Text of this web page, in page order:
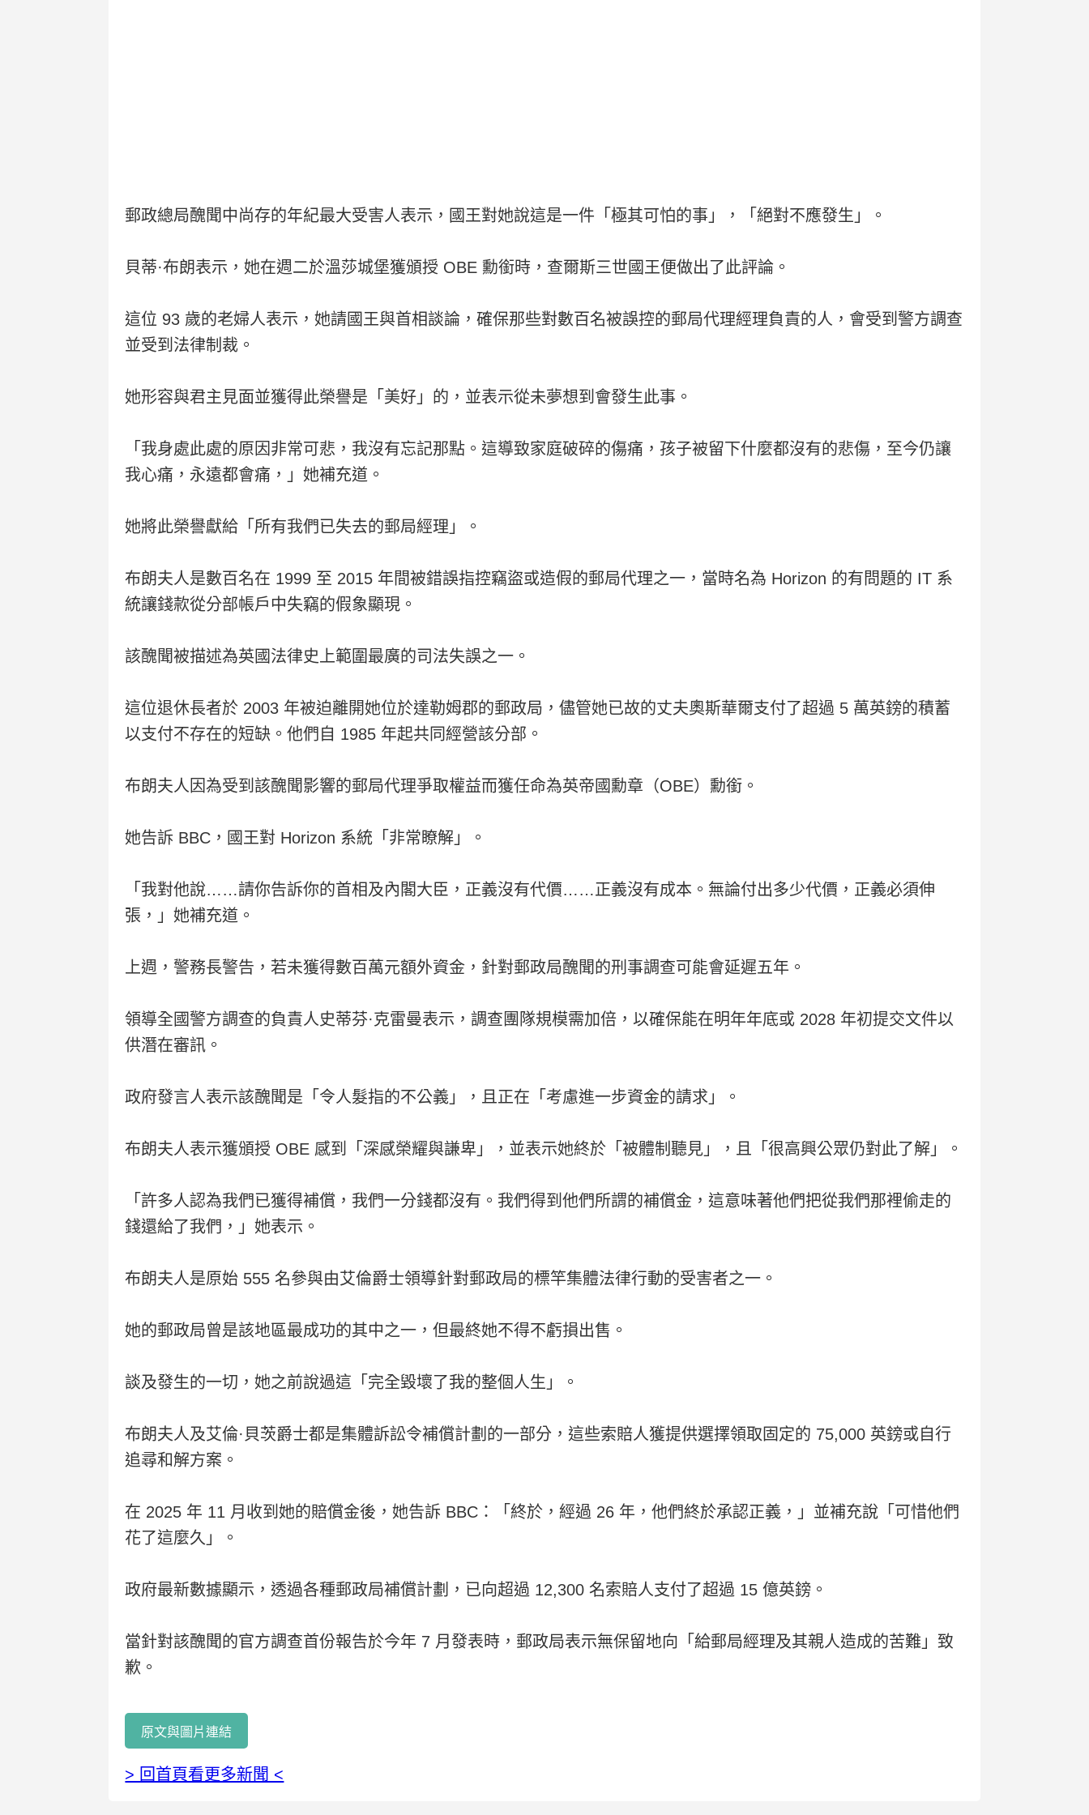
郵政總局醜聞中尚存的年紀最大受害人表示，國王對她說這是一件「極其可怕的事」，「絕對不應發生」。
貝蒂·布朗表示，她在週二於溫莎城堡獲頒授 OBE 勳銜時，查爾斯三世國王便做出了此評論。
這位 93 歲的老婦人表示，她請國王與首相談論，確保那些對數百名被誤控的郵局代理經理負責的人，會受到警方調查
並受到法律制裁。
她形容與君主見面並獲得此榮譽是「美好」的，並表示從未夢想到會發生此事。
「我身處此處的原因非常可悲，我沒有忘記那點。這導致家庭破碎的傷痛，孩子被留下什麼都沒有的悲傷，至今仍讓
我心痛，永遠都會痛，」她補充道。
她將此榮譽獻給「所有我們已失去的郵局經理」。
布朗夫人是數百名在 1999 至 2015 年間被錯誤指控竊盜或造假的郵局代理之一，當時名為 Horizon 的有問題的 IT 系
統讓錢款從分部帳戶中失竊的假象顯現。
該醜聞被描述為英國法律史上範圍最廣的司法失誤之一。
這位退休長者於 2003 年被迫離開她位於達勒姆郡的郵政局，儘管她已故的丈夫奧斯華爾支付了超過 5 萬英鎊的積蓄
以支付不存在的短缺。他們自 1985 年起共同經營該分部。
布朗夫人因為受到該醜聞影響的郵局代理爭取權益而獲任命為英帝國勳章（OBE）勳銜。
她告訴 BBC，國王對 Horizon 系統「非常瞭解」。
「我對他說……請你告訴你的首相及內閣大臣，正義沒有代價……正義沒有成本。無論付出多少代價，正義必須伸
張，」她補充道。
上週，警務長警告，若未獲得數百萬元額外資金，針對郵政局醜聞的刑事調查可能會延遲五年。
領導全國警方調查的負責人史蒂芬·克雷曼表示，調查團隊規模需加倍，以確保能在明年年底或 2028 年初提交文件以
供潛在審訊。
政府發言人表示該醜聞是「令人髮指的不公義」，且正在「考慮進一步資金的請求」。
布朗夫人表示獲頒授 OBE 感到「深感榮耀與謙卑」，並表示她終於「被體制聽見」，且「很高興公眾仍對此了解」。
「許多人認為我們已獲得補償，我們一分錢都沒有。我們得到他們所謂的補償金，這意味著他們把從我們那裡偷走的
錢還給了我們，」她表示。
布朗夫人是原始 555 名參與由艾倫爵士領導針對郵政局的標竿集體法律行動的受害者之一。
她的郵政局曾是該地區最成功的其中之一，但最終她不得不虧損出售。
談及發生的一切，她之前說過這「完全毀壞了我的整個人生」。
布朗夫人及艾倫·貝茨爵士都是集體訴訟令補償計劃的一部分，這些索賠人獲提供選擇領取固定的 75,000 英鎊或自行
追尋和解方案。
在 2025 年 11 月收到她的賠償金後，她告訴 BBC：「終於，經過 26 年，他們終於承認正義，」並補充說「可惜他們
花了這麼久」。
政府最新數據顯示，透過各種郵政局補償計劃，已向超過 12,300 名索賠人支付了超過 15 億英鎊。
當針對該醜聞的官方調查首份報告於今年 7 月發表時，郵政局表示無保留地向「給郵局經理及其親人造成的苦難」致
歉。
原文與圖片連結
> 回首頁看更多新聞 <